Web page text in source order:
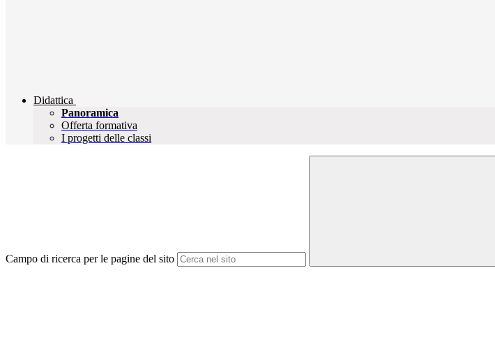
Didattica
Panoramica
Offerta formativa
I progetti delle classi
Campo di ricerca per le pagine del sito